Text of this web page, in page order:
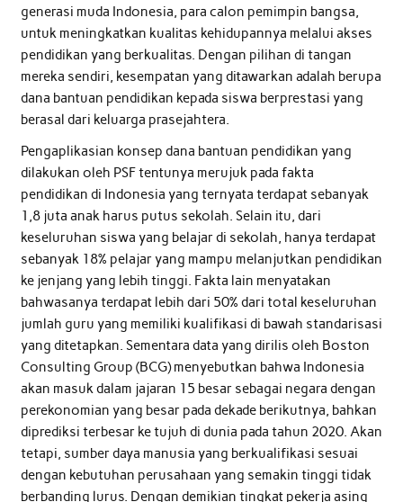
generasi muda Indonesia, para calon pemimpin bangsa,
untuk meningkatkan kualitas kehidupannya melalui akses
pendidikan yang berkualitas. Dengan pilihan di tangan
mereka sendiri, kesempatan yang ditawarkan adalah berupa
dana bantuan pendidikan kepada siswa berprestasi yang
berasal dari keluarga prasejahtera.
Pengaplikasian konsep dana bantuan pendidikan yang
dilakukan oleh PSF tentunya merujuk pada fakta
pendidikan di Indonesia yang ternyata terdapat sebanyak
1,8 juta anak harus putus sekolah. Selain itu, dari
keseluruhan siswa yang belajar di sekolah, hanya terdapat
sebanyak 18% pelajar yang mampu melanjutkan pendidikan
ke jenjang yang lebih tinggi. Fakta lain menyatakan
bahwasanya terdapat lebih dari 50% dari total keseluruhan
jumlah guru yang memiliki kualifikasi di bawah standarisasi
yang ditetapkan. Sementara data yang dirilis oleh Boston
Consulting Group (BCG) menyebutkan bahwa Indonesia
akan masuk dalam jajaran 15 besar sebagai negara dengan
perekonomian yang besar pada dekade berikutnya, bahkan
diprediksi terbesar ke tujuh di dunia pada tahun 2020. Akan
tetapi, sumber daya manusia yang berkualifikasi sesuai
dengan kebutuhan perusahaan yang semakin tinggi tidak
berbanding lurus. Dengan demikian tingkat pekerja asing